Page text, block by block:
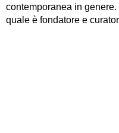
contemporanea in
quale è fondatore e